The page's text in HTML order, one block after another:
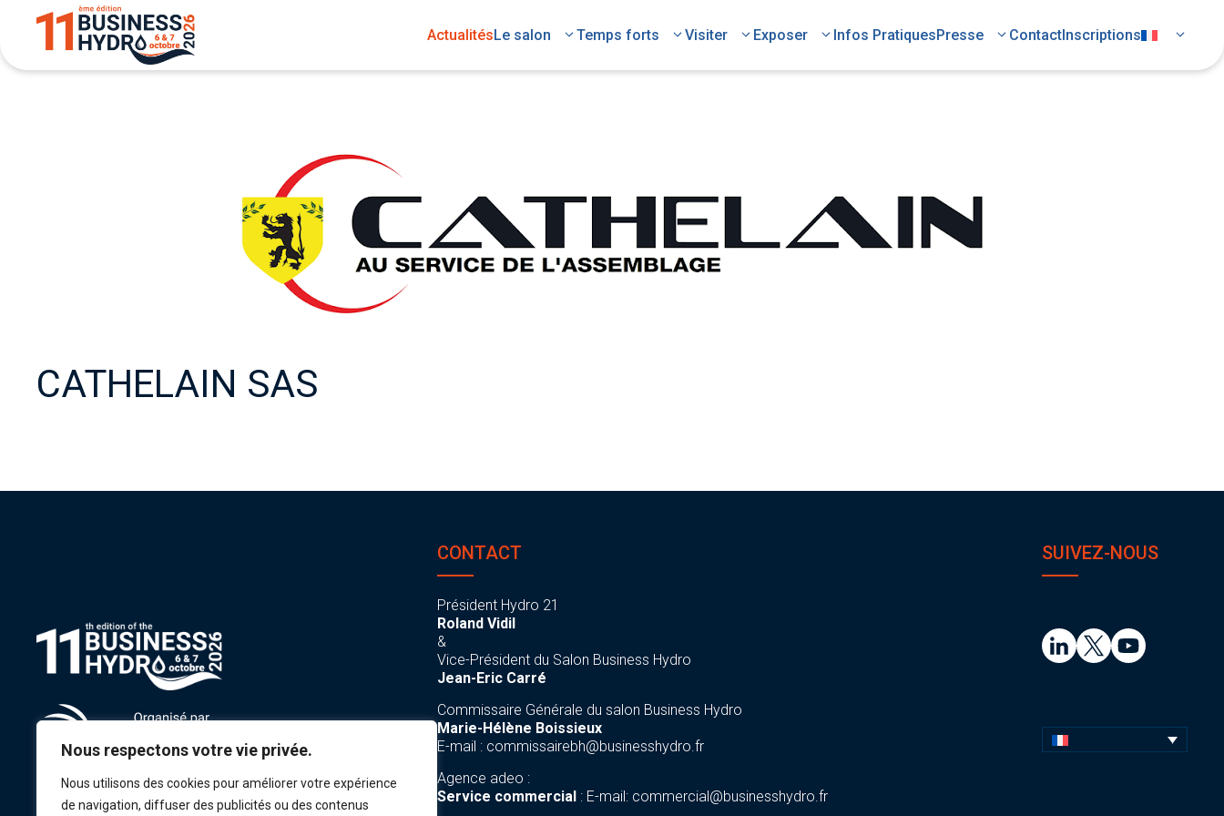
Nous respectons votre vie privée.
Nous utilisons des cookies pour améliorer votre expérience
de navigation, diffuser des publicités ou des contenus
ActualitésLe salon Temps forts Visiter Exposer Infos PratiquesPresse ContactInscriptions
CATHELAIN SAS
CONTACT
Président Hydro 21
Roland Vidil
&
Vice-Président du Salon Business Hydro
Jean-Eric Carré
Commissaire Générale du salon Business Hydro
Marie-Hélène Boissieux
E-mail : commissairebh@businesshydro.fr
Agence adeo :
Service commercial : E-mail: commercial@businesshydro.fr
SUIVEZ-NOUS